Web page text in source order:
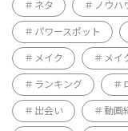
ネタ ノウハ
パワースポット
メイク メイ
ランキング
出会い 動画